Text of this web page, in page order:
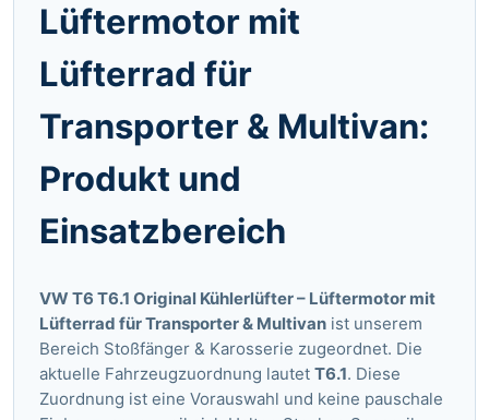
Lüftermotor mit
Lüfterrad für
Transporter & Multivan:
Produkt und
Einsatzbereich
VW T6 T6.1 Original Kühlerlüfter – Lüftermotor mit
Lüfterrad für Transporter & Multivan ist unserem
Bereich Stoßfänger & Karosserie zugeordnet. Die
aktuelle Fahrzeugzuordnung lautet T6.1. Diese
Zuordnung ist eine Vorauswahl und keine pauschale